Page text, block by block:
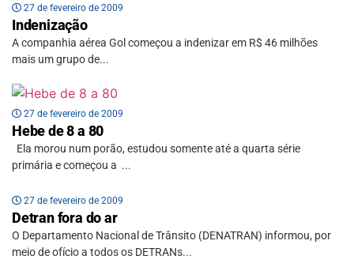
27 de fevereiro de 2009
Indenização
A companhia aérea Gol começou a indenizar em R$ 46 milhões
mais um grupo de...
27 de fevereiro de 2009
Hebe de 8 a 80
Ela morou num porão, estudou somente até a quarta série
primária e começou a ...
27 de fevereiro de 2009
Detran fora do ar
O Departamento Nacional de Trânsito (DENATRAN) informou, por
meio de ofício a todos os DETRANs...